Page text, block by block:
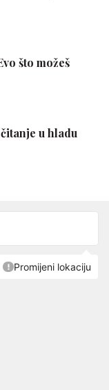
što možeš
u hladu